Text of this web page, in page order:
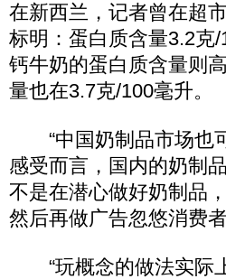
在新西兰，记者曾在超
标明：蛋白质含量3.2克
钙牛奶的蛋白质含量则
量也在3.7克/100毫升。
“中国奶制品市场也可
感受而言，国内的奶制
不是在潜心做好奶制品
然后再做广告忽悠消费者
“玩概念的做法实际上